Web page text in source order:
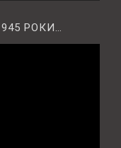
РОКИ…